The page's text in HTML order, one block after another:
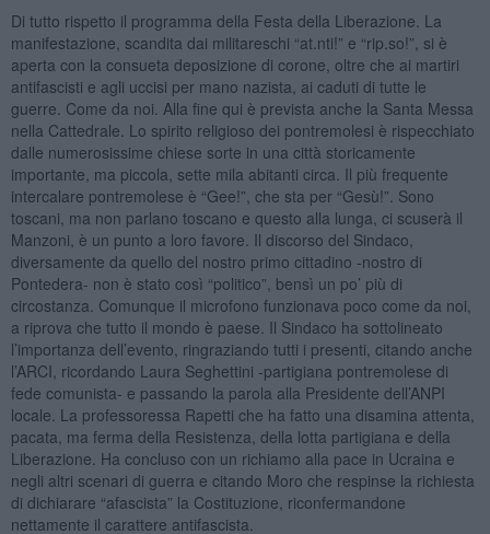
Di tutto rispetto il programma della Festa della Liberazione. La
manifestazione, scandita dai militareschi “at.nti!” e “rip.so!”, si è
aperta con la consueta deposizione di corone, oltre che ai martiri
antifascisti e agli uccisi per mano nazista, ai caduti di tutte le
guerre. Come da noi. Alla fine qui è prevista anche la Santa Messa
nella Cattedrale. Lo spirito religioso dei pontremolesi è rispecchiato
dalle numerosissime chiese sorte in una città storicamente
importante, ma piccola, sette mila abitanti circa. Il più frequente
intercalare pontremolese è “Gee!”, che sta per “Gesù!”. Sono
toscani, ma non parlano toscano e questo alla lunga, ci scuserà il
Manzoni, è un punto a loro favore. Il discorso del Sindaco,
diversamente da quello del nostro primo cittadino -nostro di
Pontedera- non è stato così “politico”, bensì un po’ più di
circostanza. Comunque il microfono funzionava poco come da noi,
a riprova che tutto il mondo è paese. Il Sindaco ha sottolineato
l’importanza dell’evento, ringraziando tutti i presenti, citando anche
l’ARCI, ricordando Laura Seghettini -partigiana pontremolese di
fede comunista- e passando la parola alla Presidente dell’ANPI
locale. La professoressa Rapetti che ha fatto una disamina attenta,
pacata, ma ferma della Resistenza, della lotta partigiana e della
Liberazione. Ha concluso con un richiamo alla pace in Ucraina e
negli altri scenari di guerra e citando Moro che respinse la richiesta
di dichiarare “afascista” la Costituzione, riconfermandone
nettamente il carattere antifascista.